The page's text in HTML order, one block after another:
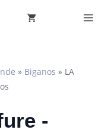
» Biganos » LA
-